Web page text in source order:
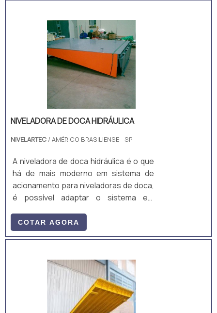
carbono A36, composto por perfis
laminados U, I e chapas. A estrutura é
um monobloco, unido através de
soldagem MIG/MAG. • Acompanha: (a)
ART de Projeto e Fabricação; e (b)
Manual técnico;
NIVELADORA DE DOCA HIDRÁULICA
NIVELARTEC / AMÉRICO BRASILIENSE - SP
A niveladora de doca hidráulica é o que
há de mais moderno em sistema de
acionamento para niveladoras de doca,
é possível adaptar o sistema em
e modelo, transformando niveladora de
doca manual em uma niveladora de
para empresas que buscam agilidade e
praticidade, mas tem como foco
principal a segurança, pois é um
equipamento extremamente seguro e
ergonômico sem deixar de cumprir sua
COTAR AGORA